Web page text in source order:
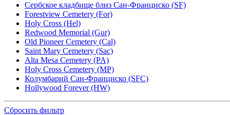
Сербское кладбище близ Сан-Франциско (SF)
Forestview Cemetery (For)
Holy Cross (Hel)
Redwood Memorial (Gur)
Old Pioneer Cemetery (Cal)
Saint Mary Cemetery (Sac)
Alta Mesa Cemetery (PA)
Holy Cross Cemetery (MP)
Колумбарий Сан-Франциско (SFC)
Hollywood Forever (HW)
Сбросить фильтр